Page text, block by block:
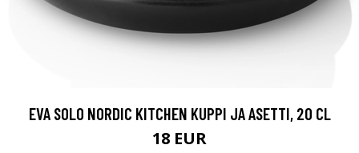
EVA SOLO NORDIC KITCHEN KUPPI JA ASETTI, 20 CL
18 EUR